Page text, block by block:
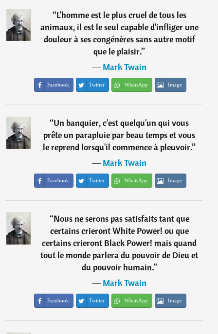
“L'homme est le plus cruel de tous les
animaux, il est le seul capable d'infliger une
douleur à ses congénères sans autre motif
que le plaisir.”
―Mark Twain
Facebook Twitter WhatsApp Image
“Un banquier, c'est quelqu'un qui vous
prête un parapluie par beau temps et vous
le reprend lorsqu'il commence à pleuvoir.”
―Mark Twain
Facebook Twitter WhatsApp Image
“Nous ne serons pas satisfaits tant que
certains crieront White Power! ou que
certains crieront Black Power! mais quand
tout le monde parlera du pouvoir de Dieu et
du pouvoir humain.”
―Mark Twain
Facebook Twitter WhatsApp Image